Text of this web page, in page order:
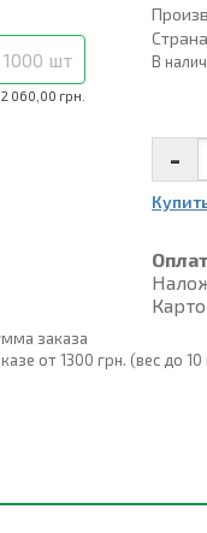
2 060,00 грн.
1000 шт В
-
заказа
от 1300 грн. (вес до 10